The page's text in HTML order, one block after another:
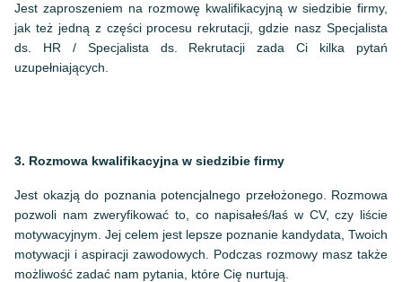
Jest zaproszeniem na rozmowę kwalifikacyjną w siedzibie firmy,
jak też jedną z części procesu rekrutacji, gdzie nasz Specjalista
ds. HR / Specjalista ds. Rekrutacji zada Ci kilka pytań
uzupełniających.
3. Rozmowa kwalifikacyjna w siedzibie firmy
Jest okazją do poznania potencjalnego przełożonego. Rozmowa
pozwoli nam zweryfikować to, co napisałeś/łaś w CV, czy liście
motywacyjnym. Jej celem jest lepsze poznanie kandydata, Twoich
motywacji i aspiracji zawodowych. Podczas rozmowy masz także
możliwość zadać nam pytania, które Cię nurtują.